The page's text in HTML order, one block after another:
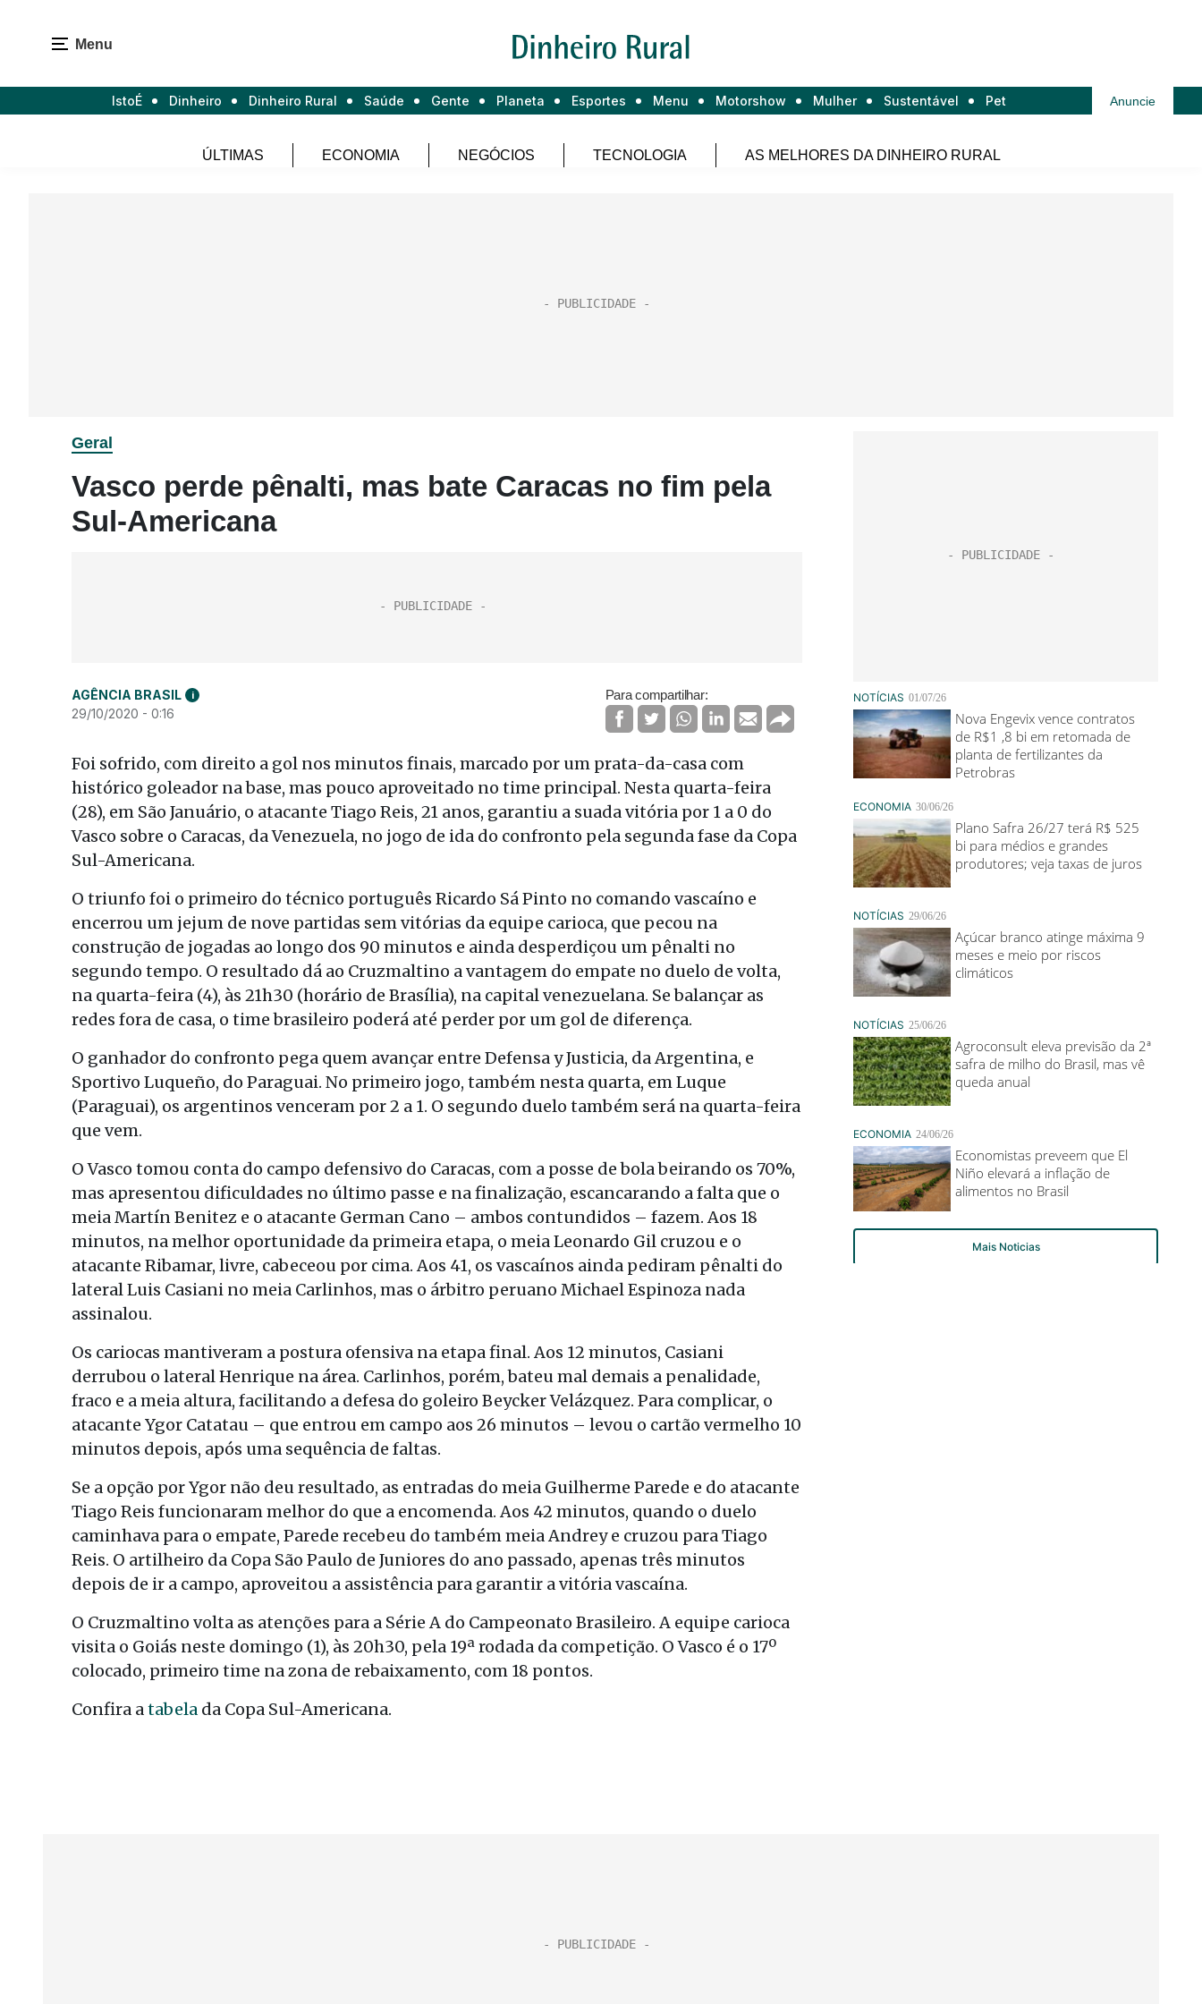
Menu
IstoÉ Dinheiro Dinheiro Rural Saúde Gente Planeta Esportes Menu Motorshow Mulher Sustentável Pet Anuncie
ÚLTIMAS ECONOMIA NEGÓCIOS TECNOLOGIA AS MELHORES DA DINHEIRO RURAL
Geral
Vasco perde pênalti, mas bate Caracas no fim pela
Sul-Americana
AGÊNCIA BRASIL i
29/10/2020 - 0:16
Para compartilhar:
Foi sofrido, com direito a gol nos minutos finais, marcado por um prata-da-casa com
histórico goleador na base, mas pouco aproveitado no time principal. Nesta quarta-feira
(28), em São Januário, o atacante Tiago Reis, 21 anos, garantiu a suada vitória por 1 a 0 do
Vasco sobre o Caracas, da Venezuela, no jogo de ida do confronto pela segunda fase da Copa
Sul-Americana.
O triunfo foi o primeiro do técnico português Ricardo Sá Pinto no comando vascaíno e
encerrou um jejum de nove partidas sem vitórias da equipe carioca, que pecou na
construção de jogadas ao longo dos 90 minutos e ainda desperdiçou um pênalti no
segundo tempo. O resultado dá ao Cruzmaltino a vantagem do empate no duelo de volta,
na quarta-feira (4), às 21h30 (horário de Brasília), na capital venezuelana. Se balançar as
redes fora de casa, o time brasileiro poderá até perder por um gol de diferença.
O ganhador do confronto pega quem avançar entre Defensa y Justicia, da Argentina, e
Sportivo Luqueño, do Paraguai. No primeiro jogo, também nesta quarta, em Luque
(Paraguai), os argentinos venceram por 2 a 1. O segundo duelo também será na quarta-feira
que vem.
O Vasco tomou conta do campo defensivo do Caracas, com a posse de bola beirando os 70%,
mas apresentou dificuldades no último passe e na finalização, escancarando a falta que o
meia Martín Benitez e o atacante German Cano – ambos contundidos – fazem. Aos 18
minutos, na melhor oportunidade da primeira etapa, o meia Leonardo Gil cruzou e o
atacante Ribamar, livre, cabeceou por cima. Aos 41, os vascaínos ainda pediram pênalti do
lateral Luis Casiani no meia Carlinhos, mas o árbitro peruano Michael Espinoza nada
assinalou.
Os cariocas mantiveram a postura ofensiva na etapa final. Aos 12 minutos, Casiani
derrubou o lateral Henrique na área. Carlinhos, porém, bateu mal demais a penalidade,
fraco e a meia altura, facilitando a defesa do goleiro Beycker Velázquez. Para complicar, o
atacante Ygor Catatau – que entrou em campo aos 26 minutos – levou o cartão vermelho 10
minutos depois, após uma sequência de faltas.
Se a opção por Ygor não deu resultado, as entradas do meia Guilherme Parede e do atacante
Tiago Reis funcionaram melhor do que a encomenda. Aos 42 minutos, quando o duelo
caminhava para o empate, Parede recebeu do também meia Andrey e cruzou para Tiago
Reis. O artilheiro da Copa São Paulo de Juniores do ano passado, apenas três minutos
depois de ir a campo, aproveitou a assistência para garantir a vitória vascaína.
O Cruzmaltino volta as atenções para a Série A do Campeonato Brasileiro. A equipe carioca
visita o Goiás neste domingo (1), às 20h30, pela 19ª rodada da competição. O Vasco é o 17º
colocado, primeiro time na zona de rebaixamento, com 18 pontos.
Confira atabela da Copa Sul-Americana.